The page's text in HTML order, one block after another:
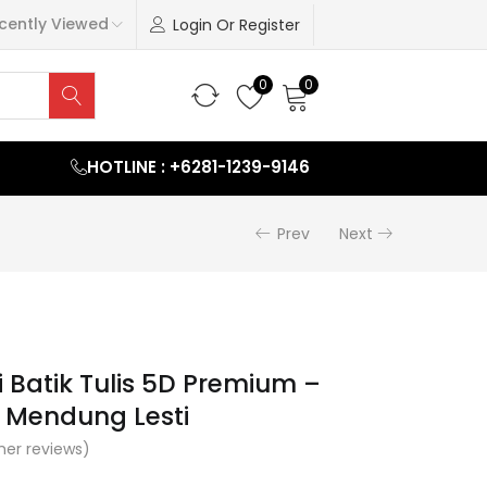
Viewed Login Or Register
0 0
HOTLINE : +6281-1239-9146
Prev Next
Tulis 5D Premium –
Lesti
reviews)